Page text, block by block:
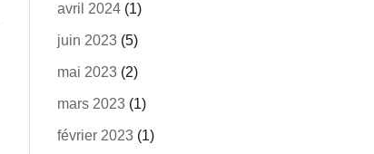
avril 2024(1)
juin 2023(5)
mai 2023(2)
mars 2023(1)
février 2023(1)